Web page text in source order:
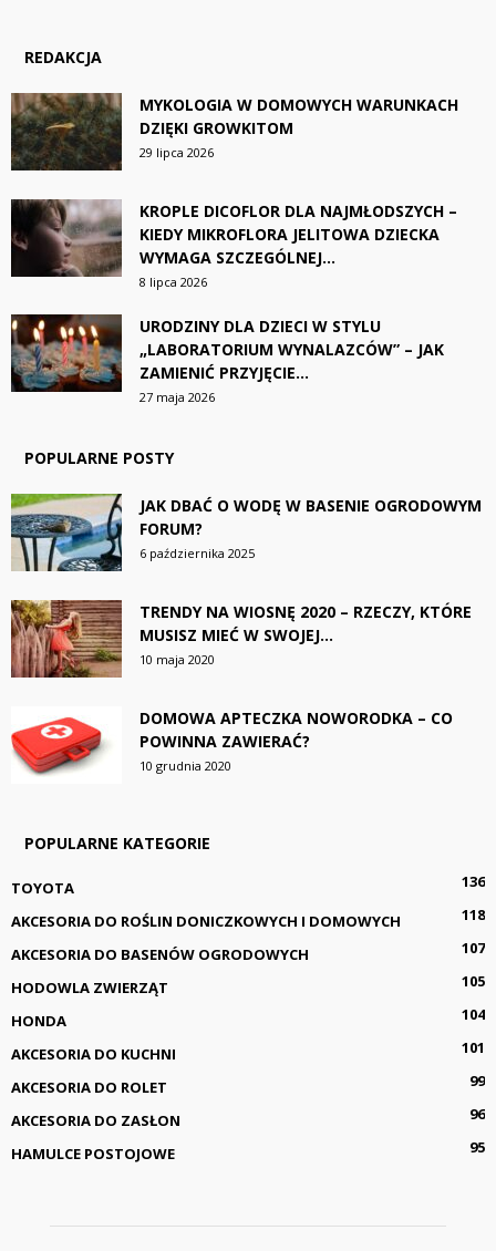
REDAKCJA
MYKOLOGIA W DOMOWYCH WARUNKACH
DZIĘKI GROWKITOM
29 lipca 2026
KROPLE DICOFLOR DLA NAJMŁODSZYCH –
KIEDY MIKROFLORA JELITOWA DZIECKA
WYMAGA SZCZEGÓLNEJ...
8 lipca 2026
URODZINY DLA DZIECI W STYLU
„LABORATORIUM WYNALAZCÓW” – JAK
ZAMIENIĆ PRZYJĘCIE...
27 maja 2026
POPULARNE POSTY
JAK DBAĆ O WODĘ W BASENIE OGRODOWYM
FORUM?
6 października 2025
TRENDY NA WIOSNĘ 2020 – RZECZY, KTÓRE
MUSISZ MIEĆ W SWOJEJ...
10 maja 2020
DOMOWA APTECZKA NOWORODKA – CO
POWINNA ZAWIERAĆ?
10 grudnia 2020
POPULARNE KATEGORIE
TOYOTA
136
AKCESORIA DO ROŚLIN DONICZKOWYCH I DOMOWYCH
118
AKCESORIA DO BASENÓW OGRODOWYCH
107
HODOWLA ZWIERZĄT
105
HONDA
104
AKCESORIA DO KUCHNI
101
AKCESORIA DO ROLET
99
AKCESORIA DO ZASŁON
96
HAMULCE POSTOJOWE
95